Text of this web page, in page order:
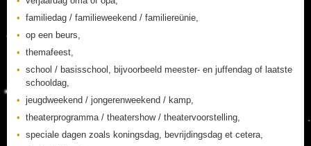
familiedag / familieweekend / familiereünie,
op een beurs,
themafeest,
school / basisschool, bijvoorbeeld meester- en juffendag of laatste
schooldag,
jeugdweekend / jongerenweekend / kamp,
theaterprogramma / theatershow / theatervoorstelling,
speciale dagen zoals koningsdag, bevrijdingsdag et cetera,